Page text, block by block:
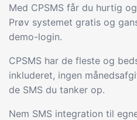
Med CPSMS får du hurtig
Prøv systemet gratis og
demo-login.
CPSMS har de fleste og
inkluderet, ingen
de SMS du tanker op.
Nem SMS integration til